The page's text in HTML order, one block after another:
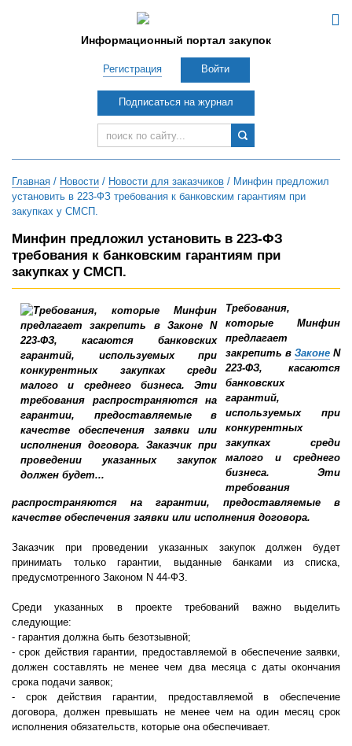
Информационный портал закупок
Регистрация Войти
Подписаться на журнал
Главная / Новости / Новости для заказчиков / Минфин предложил
установить в 223-ФЗ требования к банковским гарантиям при
закупках у СМСП.
Минфин предложил установить в 223-ФЗ
требования к банковским гарантиям при
закупках у СМСП.
Требования,
которые Минфин
предлагает
закрепить в Законе N
223-ФЗ, касаются
банковских
гарантий,
используемых при
конкурентных
закупках среди
малого и среднего
бизнеса. Эти
требования
распространяются на гарантии, предоставляемые в
качестве обеспечения заявки или исполнения договора.
Заказчик при проведении указанных закупок должен будет
принимать только гарантии, выданные банками из списка,
предусмотренного Законом N 44-ФЗ.
Среди указанных в проекте требований важно выделить
следующие:
- гарантия должна быть безотзывной;
- срок действия гарантии, предоставляемой в обеспечение заявки,
должен составлять не менее чем два месяца с даты окончания
срока подачи заявок;
- срок действия гарантии, предоставляемой в обеспечение
договора, должен превышать не менее чем на один месяц срок
исполнения обязательств, которые она обеспечивает.